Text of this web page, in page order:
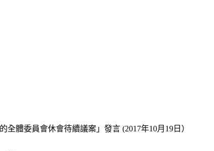
體委員會休會待續議案」發言 (2017年10月19日）